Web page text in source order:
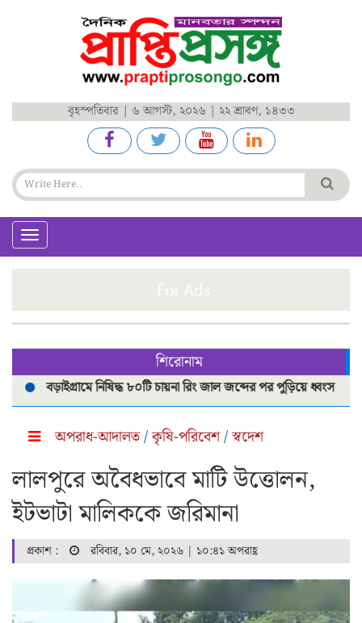
বৃহস্পতিবার | ৬ আগস্ট, ২০২৬ | ২২ শ্রাবণ, ১৪৩৩
Toggle
navigation
শিরোনাম
বড়াইগ্রামে নিষিদ্ধ ৮০টি চায়না রিং জাল জব্দের পর পুড়িয়ে ধ্বংস মা
অপরাধ-আদালত/কৃষি-পরিবেশ/স্বদেশ
লালপুরে অবৈধভাবে মাটি উত্তোলন,
ইটভাটা মালিককে জরিমানা
প্রকাশ : রবিবার, ১০ মে, ২০২৬ | ১০:৪১ অপরাহ্ণ